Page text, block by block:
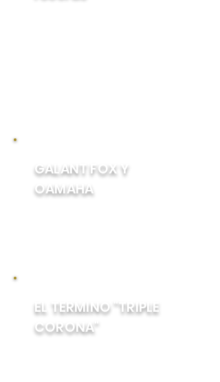
GALANT FOX Y
OAMAHA
EL TERMINO "TRIPLE
CORONA"